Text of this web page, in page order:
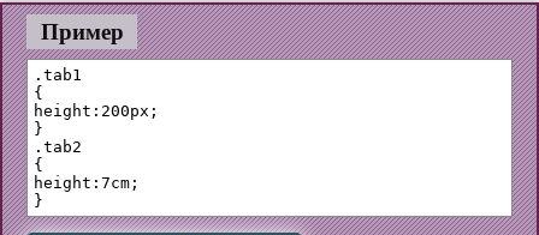
Пример
.tab1
{
height:200px;
}
.tab2
{
height:7cm;